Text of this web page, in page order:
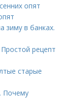
опят
зиму в банках.
рецепт
старые
Почему